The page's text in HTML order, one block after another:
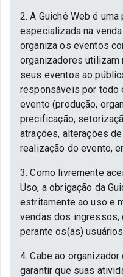
2. A Guichê Web é
especializada na
organiza os eventos
organizadores utilizam
seus eventos ao
responsáveis por todo
evento (produção,
precificação,
atrações, alterações
realização do evento,
3. Como livremente
Uso, a obrigação da
estritamente ao uso e
vendas dos ingressos,
perante os(as)
4. Cabe ao
garantir que suas